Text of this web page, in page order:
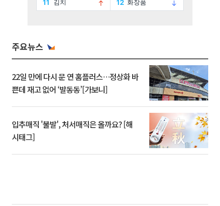
주요뉴스
22일 만에 다시 문 연 홈플러스…정상화 바
쁜데 재고 없어 ‘발동동’[가보니]
입추매직 '불발', 처서매직은 올까요? [해
시태그]